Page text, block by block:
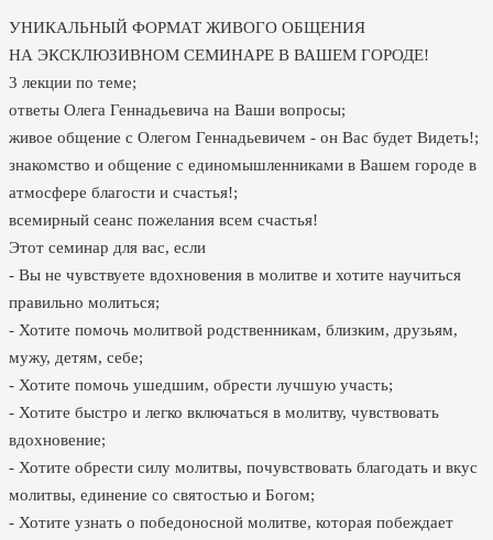
УНИКАЛЬНЫЙ ФОРМАТ ЖИВОГО ОБЩЕНИЯ
НА ЭКСКЛЮЗИВНОМ СЕМИНАРЕ В ВАШЕМ ГОРОДЕ!
3 лекции по теме;
ответы Олега Геннадьевича на Ваши вопросы;
живое общение с Олегом Геннадьевичем - он Вас будет Видеть!;
знакомство и общение с единомышленниками в Вашем городе в
атмосфере благости и счастья!;
всемирный сеанс пожелания всем счастья!
Этот семинар для вас, если
- Вы не чувствуете вдохновения в молитве и хотите научиться
правильно молиться;
- Хотите помочь молитвой родственникам, близким, друзьям,
мужу, детям, себе;
- Хотите помочь ушедшим, обрести лучшую участь;
- Хотите быстро и легко включаться в молитву, чувствовать
вдохновение;
- Хотите обрести силу молитвы, почувствовать благодать и вкус
молитвы, единение со святостью и Богом;
- Хотите узнать о победоносной молитве, которая побеждает